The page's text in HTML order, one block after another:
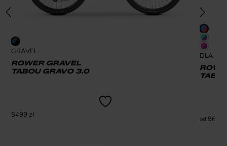
GRAVEL
ROWER GRAVEL
TABOU GRAVO 3.0
5499 zł
DLA
od 969